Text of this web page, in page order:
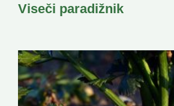
Viseči paradižnik